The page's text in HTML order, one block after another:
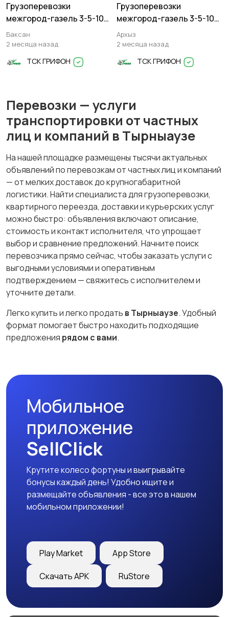
Грузоперевозки
межгород-газель 3-5-10
тонн
Баксан
2 месяца назад
ТСК ГРИФОН
Грузоперевозки
межгород-газель 3-5-10
тонн
Архыз
2 месяца назад
ТСК ГРИФОН
Перевозки — услуги
транспортировки от частных
лиц и компаний в Тырныаузе
На нашей площадке размещены тысячи актуальных
объявлений по перевозкам от частных лиц и компаний
— от мелких доставок до крупногабаритной
логистики. Найти специалиста для грузоперевозки,
квартирного переезда, доставки и курьерских услуг
можно быстро: объявления включают описание,
стоимость и контакт исполнителя, что упрощает
выбор и сравнение предложений. Начните поиск
перевозчика прямо сейчас, чтобы заказать услуги с
выгодными условиями и оперативным
подтверждением — свяжитесь с исполнителем и
уточните детали.
Легко купить и легко продать в Тырныаузе. Удобный
формат помогает быстро находить подходящие
предложения рядом с вами.
Мобильное
приложение
SellClick
Крутите колесо фортуны и выигрывайте
бонусы каждый день! Удобно ищите и
размещайте объявления - все это в нашем
мобильном приложении!
Play Market App Store
Скачать APK RuStore